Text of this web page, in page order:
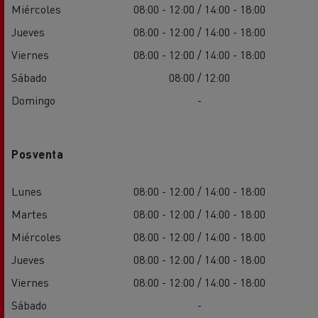
Miércoles
08:00 - 12:00 / 14:00 - 18:00
Jueves
08:00 - 12:00 / 14:00 - 18:00
Viernes
08:00 - 12:00 / 14:00 - 18:00
Sábado
08:00 / 12:00
Domingo
-
Posventa
Lunes
08:00 - 12:00 / 14:00 - 18:00
Martes
08:00 - 12:00 / 14:00 - 18:00
Miércoles
08:00 - 12:00 / 14:00 - 18:00
Jueves
08:00 - 12:00 / 14:00 - 18:00
Viernes
08:00 - 12:00 / 14:00 - 18:00
Sábado
-